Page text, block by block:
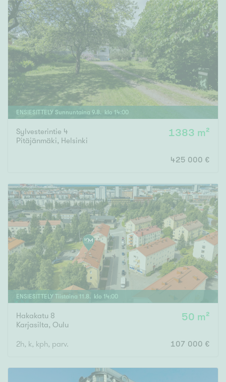
ENSIESITTELY Sunnuntaina 9.8. klo 14:00
Sylvesterintie 4
Pitäjänmäki, Helsinki
1383 m²
425 000 €
ENSIESITTELY Tiistaina 11.8. klo 14:00
Hakakatu 8
Karjasilta, Oulu
50 m²
2h, k, kph, parv. 107 000 €